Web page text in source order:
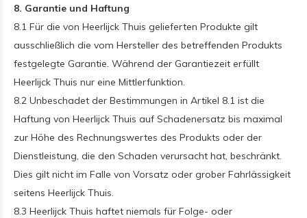
8. Garantie und Haftung
8.1 Für die von Heerlijck Thuis gelieferten Produkte gilt
ausschließlich die vom Hersteller des betreffenden Produkts
festgelegte Garantie. Während der Garantiezeit erfüllt
Heerlijck Thuis nur eine Mittlerfunktion.
8.2 Unbeschadet der Bestimmungen in Artikel 8.1 ist die
Haftung von Heerlijck Thuis auf Schadenersatz bis maximal
zur Höhe des Rechnungswertes des Produkts oder der
Dienstleistung, die den Schaden verursacht hat, beschränkt.
Dies gilt nicht im Falle von Vorsatz oder grober Fahrlässigkeit
seitens Heerlijck Thuis.
8.3 Heerlijck Thuis haftet niemals für Folge- oder